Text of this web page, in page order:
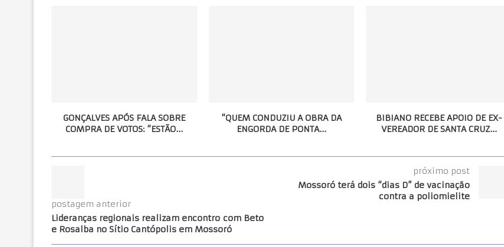
GONÇALVES APÓS FALA SOBRE
COMPRA DE VOTOS: “ESTÃO...
“QUEM CONDUZIU A OBRA DA
ENGORDA DE PONTA...
BIBIANO RECEBE APOIO DE EX-
VEREADOR DE SANTA CRUZ...
postagem anterior
Lideranças regionais realizam encontro com Beto
e Rosalba no Sítio Cantópolis em Mossoró
próximo post
Mossoró terá dois “dias D” de vacinação
contra a poliomielite